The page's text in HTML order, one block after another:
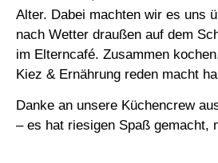
Alter. Dabei machten wir es uns
nach Wetter draußen auf dem
im Elterncafé. Zusammen
Kiez & Ernährung reden macht
Danke an unsere Küchencrew
– es hat riesigen Spaß gemacht,